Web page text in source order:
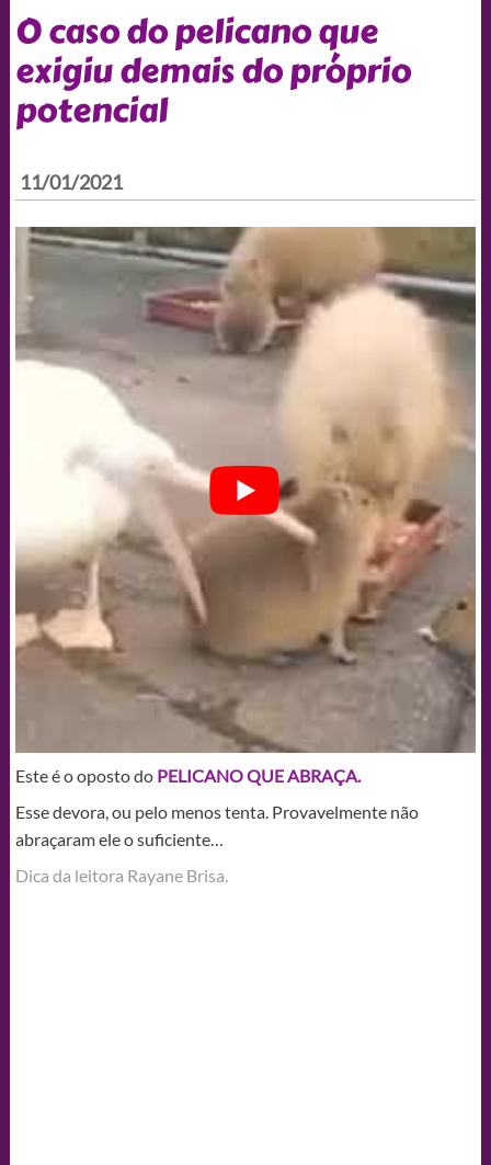
O caso do pelicano que
exigiu demais do próprio
potencial
11/01/2021
Este é o oposto do PELICANO QUE ABRAÇA.
Esse devora, ou pelo menos tenta. Provavelmente não
abraçaram ele o suficiente…
Dica da leitora Rayane Brisa.